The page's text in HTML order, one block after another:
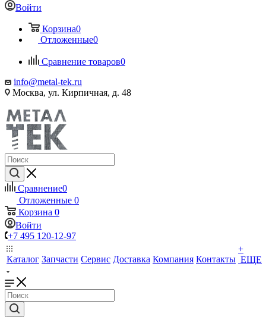
Войти
Корзина0
Отложенные0
Сравнение товаров0
info@metal-tek.ru
Москва, ул. Кирпичная, д. 48
Сравнение0
Отложенные 0
Корзина 0
Войти
+7 495 120-12-97
Каталог Запчасти Сервис Доставка Компания Контакты
+
ЕЩЕ